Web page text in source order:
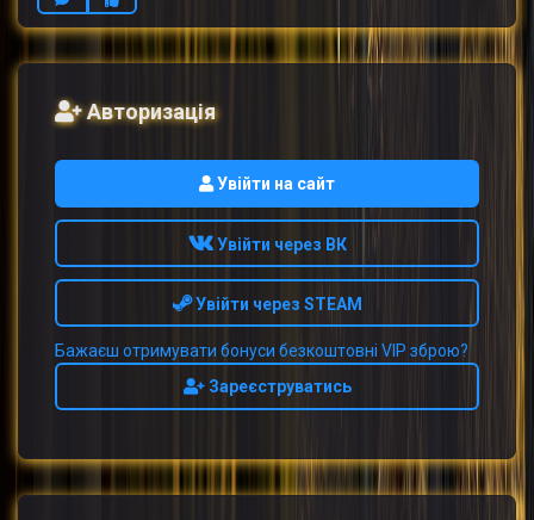
Авторизація
Увійти на сайт
Увійти через ВК
Увійти через STEAM
Бажаєш отримувати бонуси безкоштовні VIP зброю?
Зареєструватись